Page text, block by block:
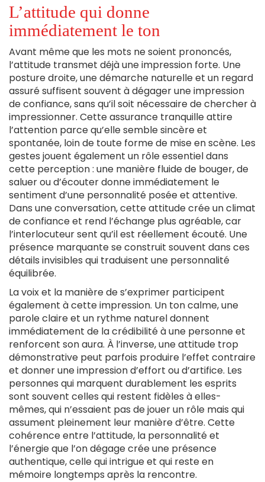
L’attitude qui donne
immédiatement le ton
Avant même que les mots ne soient prononcés,
l’attitude transmet déjà une impression forte. Une
posture droite, une démarche naturelle et un regard
assuré suffisent souvent à dégager une impression
de confiance, sans qu’il soit nécessaire de chercher à
impressionner. Cette assurance tranquille attire
l’attention parce qu’elle semble sincère et
spontanée, loin de toute forme de mise en scène. Les
gestes jouent également un rôle essentiel dans
cette perception : une manière fluide de bouger, de
saluer ou d’écouter donne immédiatement le
sentiment d’une personnalité posée et attentive.
Dans une conversation, cette attitude crée un climat
de confiance et rend l’échange plus agréable, car
l’interlocuteur sent qu’il est réellement écouté. Une
présence marquante se construit souvent dans ces
détails invisibles qui traduisent une personnalité
équilibrée.
La voix et la manière de s’exprimer participent
également à cette impression. Un ton calme, une
parole claire et un rythme naturel donnent
immédiatement de la crédibilité à une personne et
renforcent son aura. À l’inverse, une attitude trop
démonstrative peut parfois produire l’effet contraire
et donner une impression d’effort ou d’artifice. Les
personnes qui marquent durablement les esprits
sont souvent celles qui restent fidèles à elles-
mêmes, qui n’essaient pas de jouer un rôle mais qui
assument pleinement leur manière d’être. Cette
cohérence entre l’attitude, la personnalité et
l’énergie que l’on dégage crée une présence
authentique, celle qui intrigue et qui reste en
mémoire longtemps après la rencontre.